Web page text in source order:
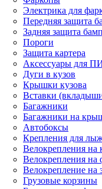
Электрика для
Передняя защита
Задняя защита
Пороги
Защита картера
Аксессуары для
Дуги в кузов
Крышки кузова
Вставки
Багажники
Багажники на
Автобоксы
Крепления для
Велокрепления
Велокрепления на
Велокрепление на
Грузовые корзины